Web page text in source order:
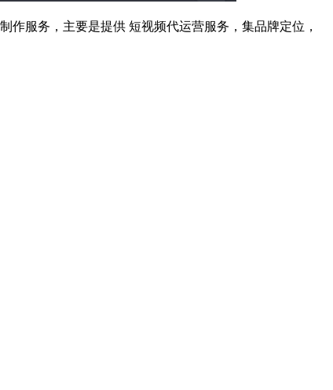
服务，主要是提供 短视频代运营服务，集品牌定位，